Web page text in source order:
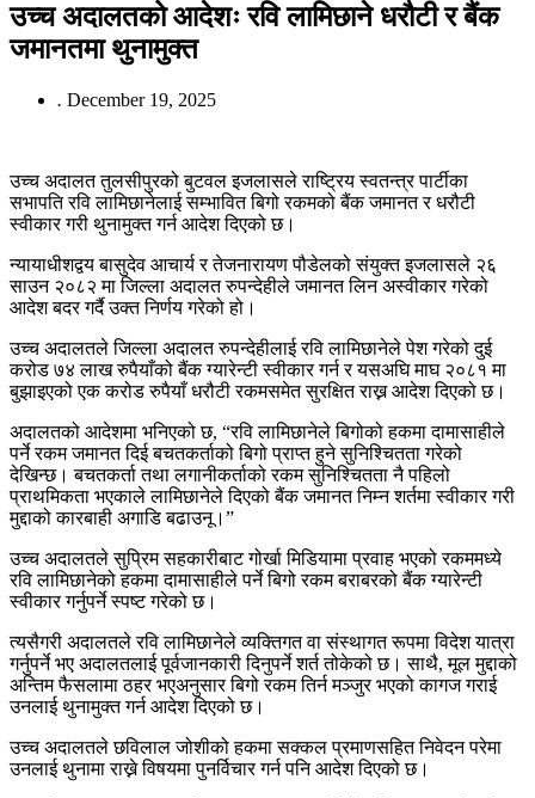
उच्च अदालतको आदेशः रवि लामिछाने धरौटी र बैंक
जमानतमा थुनामुक्त
. December 19, 2025
उच्च अदालत तुलसीपुरको बुटवल इजलासले राष्ट्रिय स्वतन्त्र पार्टीका
सभापति रवि लामिछानेलाई सम्भावित बिगो रकमको बैंक जमानत र धरौटी
स्वीकार गरी थुनामुक्त गर्न आदेश दिएको छ।
न्यायाधीशद्वय बासुदेव आचार्य र तेजनारायण पौडेलको संयुक्त इजलासले २६
साउन २०८२ मा जिल्ला अदालत रुपन्देहीले जमानत लिन अस्वीकार गरेको
आदेश बदर गर्दै उक्त निर्णय गरेको हो।
उच्च अदालतले जिल्ला अदालत रुपन्देहीलाई रवि लामिछानेले पेश गरेको दुई
करोड ७४ लाख रुपैयाँको बैंक ग्यारेन्टी स्वीकार गर्न र यसअघि माघ २०८१ मा
बुझाइएको एक करोड रुपैयाँ धरौटी रकमसमेत सुरक्षित राख्न आदेश दिएको छ।
अदालतको आदेशमा भनिएको छ, “रवि लामिछानेले बिगोको हकमा दामासाहीले
पर्ने रकम जमानत दिई बचतकर्ताको बिगो प्राप्त हुने सुनिश्चितता गरेको
देखिन्छ। बचतकर्ता तथा लगानीकर्ताको रकम सुनिश्चितता नै पहिलो
प्राथमिकता भएकाले लामिछानेले दिएको बैंक जमानत निम्न शर्तमा स्वीकार गरी
मुद्दाको कारबाही अगाडि बढाउनू।”
उच्च अदालतले सुप्रिम सहकारीबाट गोर्खा मिडियामा प्रवाह भएको रकममध्ये
रवि लामिछानेको हकमा दामासाहीले पर्ने बिगो रकम बराबरको बैंक ग्यारेन्टी
स्वीकार गर्नुपर्ने स्पष्ट गरेको छ।
त्यसैगरी अदालतले रवि लामिछानेले व्यक्तिगत वा संस्थागत रूपमा विदेश यात्रा
गर्नुपर्ने भए अदालतलाई पूर्वजानकारी दिनुपर्ने शर्त तोकेको छ। साथै, मूल मुद्दाको
अन्तिम फैसलामा ठहर भएअनुसार बिगो रकम तिर्न मञ्जुर भएको कागज गराई
उनलाई थुनामुक्त गर्न आदेश दिएको छ।
उच्च अदालतले छविलाल जोशीको हकमा सक्कल प्रमाणसहित निवेदन परेमा
उनलाई थुनामा राख्ने विषयमा पुनर्विचार गर्न पनि आदेश दिएको छ।